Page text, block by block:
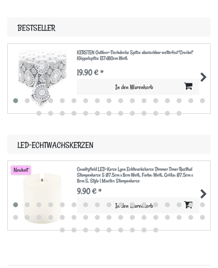
BESTSELLER
KERSTEN Outdoor-Tischdecke Spitze abwischbar wetterfest 'Crochet'
Klöppelspitze 137x180cm Weiß
19,90 € *
In den Warenkorb
LED-ECHTWACHSKERZEN
Neuheit
Countryfield LED-Kerze Lyon Echtwachskerze Dimmer Timer Rustikal
Stumpenkerze S Ø7.5cm x 8cm Weiß, Farbe: Weiß, Größe: Ø7.5cm x
8cm S, Style | Muster: Stumpenkerze
9,90 € *
In den Warenkorb